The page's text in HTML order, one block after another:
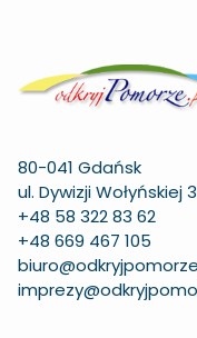
80-041 Gdańsk
ul. Dywizji Wołyńskiej
+48 58 322 83 62
+48 669 467 105